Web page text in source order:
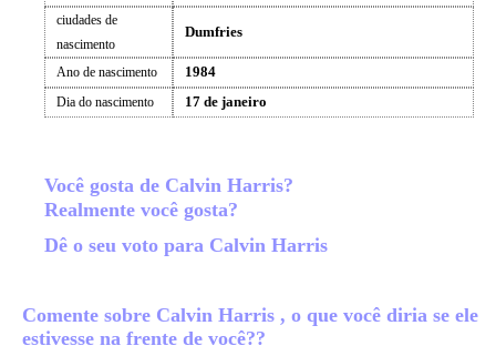
ciudades de
nascimento
Dumfries
Ano de nascimento 1984
Dia do nascimento 17 de janeiro
Você gosta de Calvin Harris?
Realmente você gosta?
Dê o seu voto para Calvin Harris
Comente sobre Calvin Harris , o que você diria se ele
estivesse na frente de você??